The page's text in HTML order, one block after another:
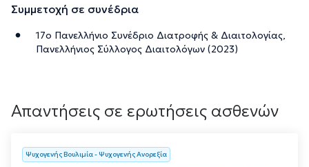
Συμμετοχή σε συνέδρια
17ο Πανελλήνιο Συνέδριο Διατροφής & Διαιτολογίας,
Πανελλήνιος Σύλλογος Διαιτολόγων (2023)
Απαντήσεις σε ερωτήσεις ασθενών
Ψυχογενής Βουλιμία - Ψυχογενής Ανορεξία